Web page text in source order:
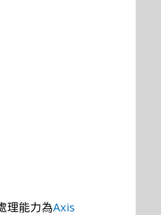
理能力為Axis